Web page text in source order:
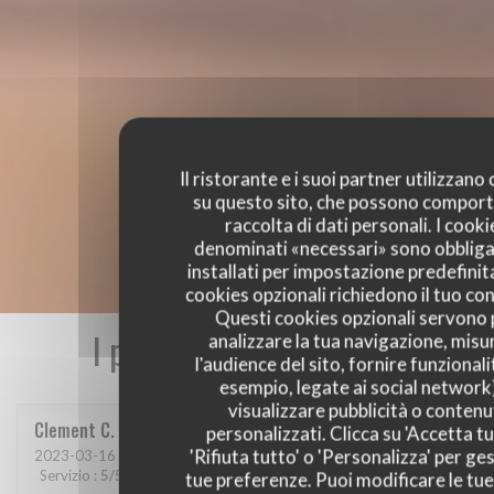
Il ristorante e i suoi partner utilizzano
su questo sito, che possono
raccolta di dati personali. I
denominati «necessari» sono
installati per impostazione
cookies opzionali richiedono il tuo
Questi cookies opzionali servono
analizzare la tua navigazione,
l'audience del sito, fornire
esempio, legate ai social
visualizzare pubblicità o
personalizzati. Clicca su 'Accetta
'Rifiuta tutto' o 'Personalizza' per
tue preferenze. Puoi modificare le
I pareri dei nostri clienti
Clement C
2023-03-16 - 21:00 - Ospiti 6
Servizio : 5/5 Atmosfera: 5/5 Cucina: 5/5 Qualità / Prezzo: 5/5